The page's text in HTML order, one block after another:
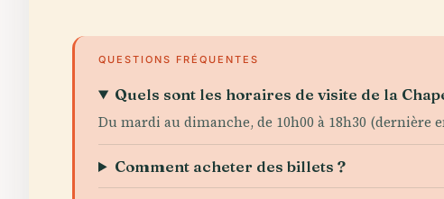
QUESTIONS FRÉQUENTES
Quels sont les horaires de visite de la
Du mardi au dimanche, de 10h00 à 18h30 (dernière
Comment acheter des billets ?